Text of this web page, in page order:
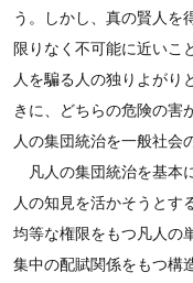
う。しかし、真の賢人を
限りなく不可能に近いこ
人を騙る人の独りよがり
きに、どちらの危険の害
人の集団統治を一般社会
凡人の集団統治を基本
人の知見を活かそうとす
均等な権限をもつ凡人の
集中の配賦関係をもつ構